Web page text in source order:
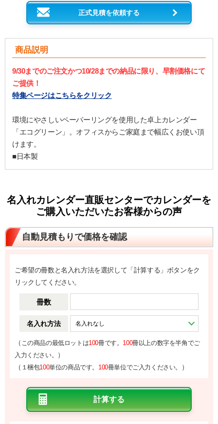
正式見積を依頼する
商品説明
9/30までのご注文かつ10/28までの納品に限り、早割価格にて
ご提供！
特集ページはこちらをクリック
環境にやさしいペーパーリングを使用した卓上カレンダー
「エコグリーン」。オフィスからご家庭まで幅広くお使い頂
けます。
■日本製
名入れカレンダー直販センターでカレンダーを
ご購入いただいたお客様からの声
自動見積もりで価格を確認
ご希望の冊数と名入れ方法を選択して「計算する」ボタンをク
リックしてください。
冊数
名入れ方法
（ この商品の最低ロットは100冊です。 100冊以上の数字を半角でご
入力ください。
）
（ １梱包100単位の商品です。 100冊単位でご入力ください。 ）